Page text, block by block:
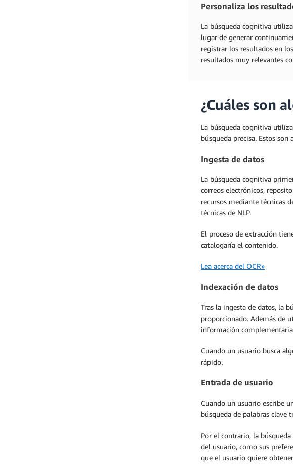
Personaliza los
La búsqueda cognitiva
lugar de generar
registrar los resultados en
resultados muy relevantes
¿Cuáles son
La búsqueda cognitiva
búsqueda precisa. Estos
Ingesta de datos
La búsqueda cognitiva
correos electrónicos,
recursos mediante técnicas
técnicas de NLP.
El proceso de extracción
catalogaría el contenido.
Lea acerca del OCR»
Indexación de datos
Tras la ingesta de datos, la
proporcionado. Además de
información
Cuando un usuario busca
rápido.
Entrada de usuario
Cuando un usuario escribe
búsqueda de palabras clave
Por el contrario, la
del usuario, como sus
que el usuario quiere